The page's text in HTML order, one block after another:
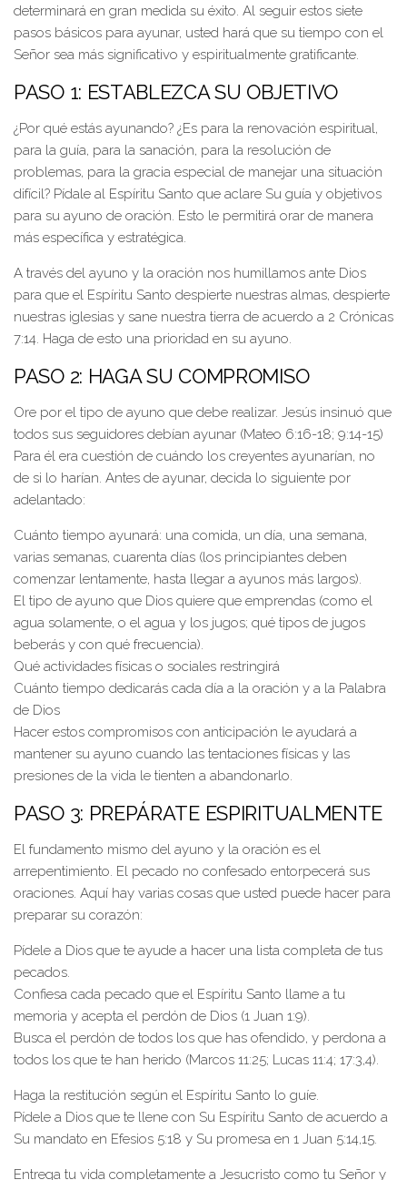
determinará en gran medida su éxito. Al seguir estos siete
pasos básicos para ayunar, usted hará que su tiempo con el
Señor sea más significativo y espiritualmente gratificante.
PASO 1: ESTABLEZCA SU OBJETIVO
¿Por qué estás ayunando? ¿Es para la renovación espiritual,
para la guía, para la sanación, para la resolución de
problemas, para la gracia especial de manejar una situación
difícil? Pídale al Espíritu Santo que aclare Su guía y objetivos
para su ayuno de oración. Esto le permitirá orar de manera
más específica y estratégica.
A través del ayuno y la oración nos humillamos ante Dios
para que el Espíritu Santo despierte nuestras almas, despierte
nuestras iglesias y sane nuestra tierra de acuerdo a 2 Crónicas
7:14. Haga de esto una prioridad en su ayuno.
PASO 2: HAGA SU COMPROMISO
Ore por el tipo de ayuno que debe realizar. Jesús insinuó que
todos sus seguidores debían ayunar (Mateo 6:16-18; 9:14-15)
Para él era cuestión de cuándo los creyentes ayunarían, no
de si lo harían. Antes de ayunar, decida lo siguiente por
adelantado:
Cuánto tiempo ayunará: una comida, un día, una semana,
varias semanas, cuarenta días (los principiantes deben
comenzar lentamente, hasta llegar a ayunos más largos).
El tipo de ayuno que Dios quiere que emprendas (como el
agua solamente, o el agua y los jugos; qué tipos de jugos
beberás y con qué frecuencia).
Qué actividades físicas o sociales restringirá
Cuánto tiempo dedicarás cada día a la oración y a la Palabra
de Dios
Hacer estos compromisos con anticipación le ayudará a
mantener su ayuno cuando las tentaciones físicas y las
presiones de la vida le tienten a abandonarlo.
PASO 3: PREPÁRATE ESPIRITUALMENTE
El fundamento mismo del ayuno y la oración es el
arrepentimiento. El pecado no confesado entorpecerá sus
oraciones. Aquí hay varias cosas que usted puede hacer para
preparar su corazón:
Pídele a Dios que te ayude a hacer una lista completa de tus
pecados.
Confiesa cada pecado que el Espíritu Santo llame a tu
memoria y acepta el perdón de Dios (1 Juan 1:9).
Busca el perdón de todos los que has ofendido, y perdona a
todos los que te han herido (Marcos 11:25; Lucas 11:4; 17:3,4).
Haga la restitución según el Espíritu Santo lo guíe.
Pídele a Dios que te llene con Su Espíritu Santo de acuerdo a
Su mandato en Efesios 5:18 y Su promesa en 1 Juan 5:14,15.
Entrega tu vida completamente a Jesucristo como tu Señor y